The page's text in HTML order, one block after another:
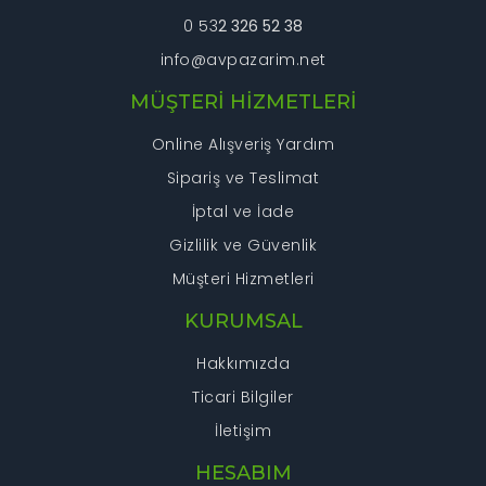
Gönder
0 532 326 52 38
info@avpazarim.net
MÜŞTERİ HİZMETLERİ
Online Alışveriş Yardım
Sipariş ve Teslimat
İptal ve İade
Gizlilik ve Güvenlik
Müşteri Hizmetleri
KURUMSAL
Hakkımızda
Ticari Bilgiler
İletişim
HESABIM